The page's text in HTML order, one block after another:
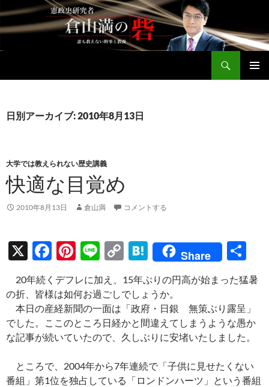
テ
ン
へ
ッ
日別アーカイブ: 2010年8月13日
大学では教えられない歴史講義
快適な目覚め
2010年8月13日 倉山満 コメントする
X
F
ac
e
b
o
o
k
Pi
er
es
t
Li
n
e
C
p
y
Li
n
k
H
at
e
n
a
Share
有
20年続くデフレに加え、15年ぶりの円高が始まった猛暑
の折、皆様は如何お過ごしでしょうか。
本日の産経新聞の一面は「政府・日銀 無策ぶり露呈」
でした。ここのところ日経かと間違えてしまうような愚か
な記事が続いていたので、久しぶりに安堵いたしました。
ところで、2004年から7年連続で「子供に見せたくない
番組」第1位を独占している「ロンドンハーツ」という番組